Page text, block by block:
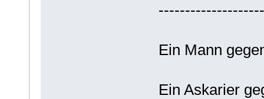
Ein Mann
Ein Askarier